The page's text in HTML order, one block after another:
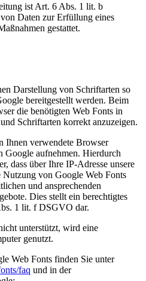
ist Art. 6 Abs. 1 lit. b
Daten zur Erfüllung eines
gestattet.
Darstellung von Schriftarten so
bereitgestellt werden. Beim
die benötigten Web Fonts in
Schriftarten korrekt anzuzeigen.
Ihnen verwendete Browser
Google aufnehmen. Hierdurch
dass über Ihre IP-Adresse unsere
von Google Web Fonts
und ansprechenden
Dies stellt ein berechtigtes
1 lit. f DSGVO dar.
unterstützt, wird eine
genutzt.
Web Fonts finden Sie unter
faq und in der